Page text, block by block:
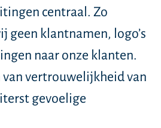
centraal. Zo
geen klantnamen, logo’s
naar onze klanten.
vertrouwelijkheid van
gevoelige